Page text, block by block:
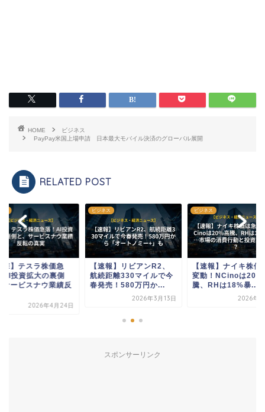
HOME
ビジネス
PayPay米国上場申請 日本最大モバイル決済のグローバル展開
RELATED POST
撃】テスラ株価急
AI投資拡大の裏側
サービスナウ業績反
2026年4月24日
ビジネス
【速報】リビアンR2、
航続距離330マイルで今
春発売！580万円か...
2026年3月13日
ビジネス
【速報】ナイキ株価
変動！NCinoは20%
騰、RHは18%暴...
2026年4
スポンサーリンク